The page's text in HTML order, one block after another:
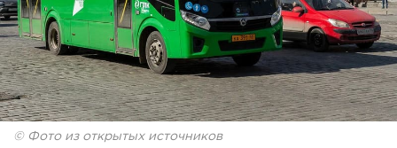
© Фото из открытых источников